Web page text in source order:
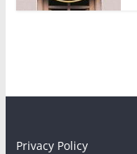
Privacy Policy